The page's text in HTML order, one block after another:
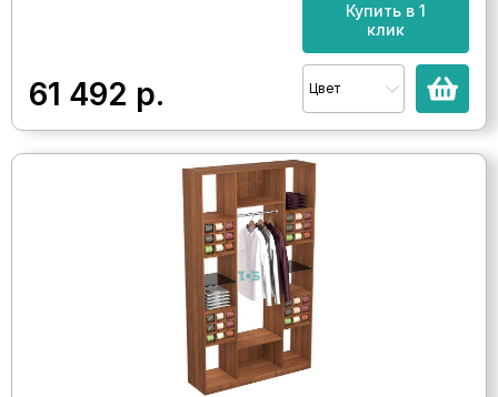
61 492 р.
Купить в 1
клик
Цвет